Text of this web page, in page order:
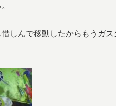
しんで移動したからもうガ